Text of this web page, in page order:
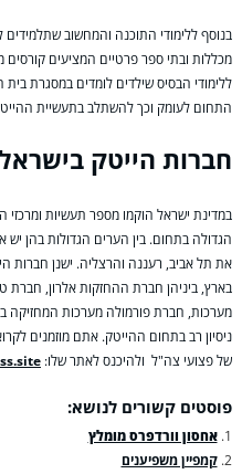
בנוסף ללימודי התוכנה והמחשוב
מכללות ובתי ספר פרטיים המציעים קורסים
ללימודי הבסיס שילדים לומדים במסגרת
התחום לעומק וכך להשתלב בתעשיית
חברות הייטק
הגדולה בתחום. בין הערים הגדולות בהן יש
את תל אביב, רעננה והרצליה. ישנן חברות
בארץ, ביניהן חברת ההחזקות אלרון, חברת
מערכות, חברת פורמולה מערכות המחזיקה
ניסיון רב בתחום ההייטק. אתם מוזמנים
של פצועי צה"ל ולהיכנס לאתר שלו:
פוסטים קשורים לנושא:
אחסון וורדפרס מומלץ
קמפיין משפיענים